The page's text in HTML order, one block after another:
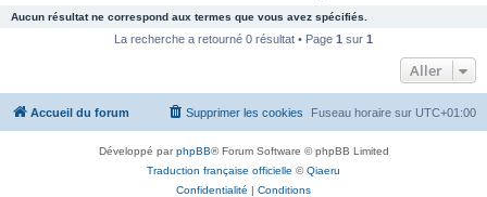
c
e
Aucun résultat ne correspond aux termes que vous avez spécifiés.
La recherche a retourné 0 résultat • Page 1 sur 1
Aller
Accueil du forum Fuseau horaire sur UTC+01:00
Supprimer les cookies
Développé parphpBB® Forum Software © phpBB Limited
Traduction française officielle ©Qiaeru
Confidentialité | Conditions